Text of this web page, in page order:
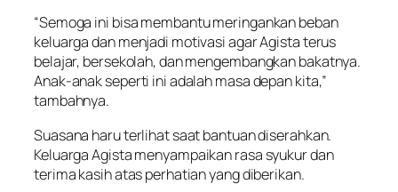
“Semoga ini bisa membantu meringankan beban
keluarga dan menjadi motivasi agar Agista terus
belajar, bersekolah, dan mengembangkan bakatnya.
Anak-anak seperti ini adalah masa depan kita,”
tambahnya.
Suasana haru terlihat saat bantuan diserahkan.
Keluarga Agista menyampaikan rasa syukur dan
terima kasih atas perhatian yang diberikan.